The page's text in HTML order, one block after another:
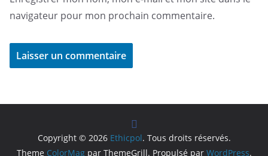
navigateur pour mon prochain commentaire.
Copyright © 2026 Ethicpol. Tous droits réservés.
Theme ColorMagpar ThemeGrill. Propulsé par WordPress.